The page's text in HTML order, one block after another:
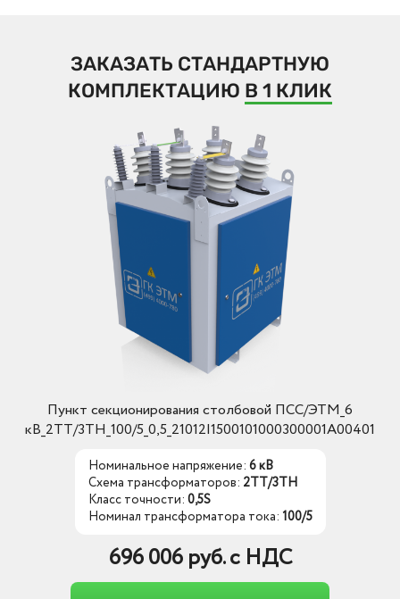
ЗАКАЗАТЬ СТАНДАРТНУЮ
КОМПЛЕКТАЦИЮ В 1 КЛИК
Пункт секционирования столбовой ПСС/ЭТМ_6
кВ_2ТТ/3ТН_100/5_0,5_21012I1500101000300001A00401
Номинальное напряжение: 6 кВ
Схема трансформаторов: 2ТТ/3ТН
Класс точности: 0,5S
Номинал трансформатора тока: 100/5
696 006 руб. с НДС